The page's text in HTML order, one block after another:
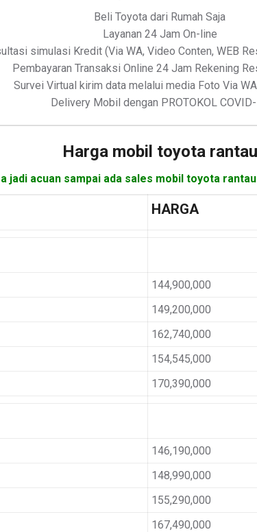
Beli Toyota dari Rumah Saja
Layanan 24 Jam On-line
simulasi Kredit (Via WA, Video Conten, WEB
Pembayaran Transaksi Online 24 Jam Rekening
Survei Virtual kirim data melalui media Foto Via
Delivery Mobil dengan PROTOKOL
Harga mobil toyota rantau
jadi acuan sampai ada sales mobil toyota
HARGA
144,900,000
149,200,000
162,740,000
154,545,000
170,390,000
146,190,000
148,990,000
155,290,000
167,490,000